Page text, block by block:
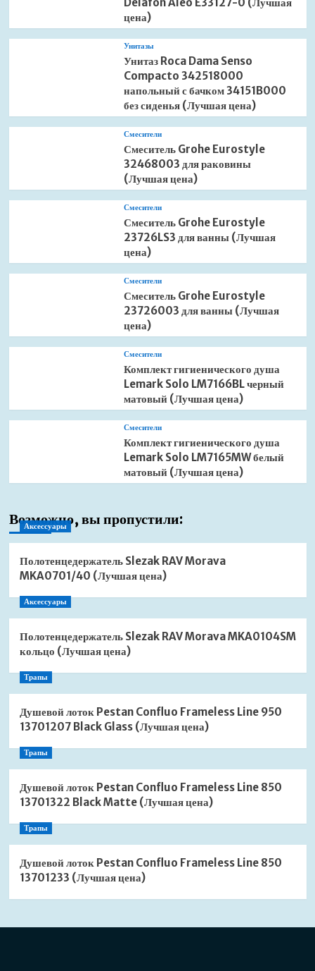
цена)
Унитазы
Унитаз Roca Dama Senso
Compacto 342518000
напольный с бачком 34151B000
без сиденья (Лучшая цена)
Смесители
Смеситель Grohe Eurostyle
32468003 для раковины
(Лучшая цена)
Смесители
Смеситель Grohe Eurostyle
23726LS3 для ванны (Лучшая
цена)
Смесители
Смеситель Grohe Eurostyle
23726003 для ванны (Лучшая
цена)
Смесители
Комплект гигиенического душа
Lemark Solo LM7166BL черный
матовый (Лучшая цена)
Смесители
Комплект гигиенического душа
Lemark Solo LM7165MW белый
матовый (Лучшая цена)
Возможно, вы пропустили:
Аксессуары
Полотенцедержатель Slezak RAV Morava
MKA0701/40 (Лучшая цена)
Аксессуары
Полотенцедержатель Slezak RAV Morava MKA0104SM
кольцо (Лучшая цена)
Трапы
Душевой лоток Pestan Confluo Frameless Line 950
13701207 Black Glass (Лучшая цена)
Трапы
Душевой лоток Pestan Confluo Frameless Line 850
13701322 Black Matte (Лучшая цена)
Трапы
Душевой лоток Pestan Confluo Frameless Line 850
13701233 (Лучшая цена)